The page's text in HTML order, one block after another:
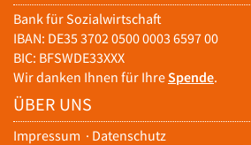
Bank für Sozialwirtschaft
IBAN: DE35 3702 0500 0003 6597 00
BIC: BFSWDE33XXX
Wir danken Ihnen für IhreSpende.
ÜBER UNS
Impressum · Datenschutz